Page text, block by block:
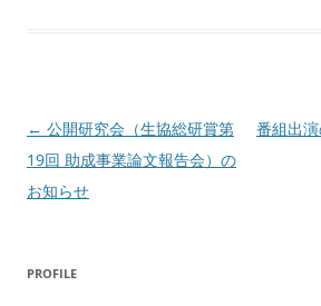
投
稿
ナ
ー
← 公開研究会（生協総研賞第
19回 助成事業論文報告会）の
お知らせ
番組出
PROFILE